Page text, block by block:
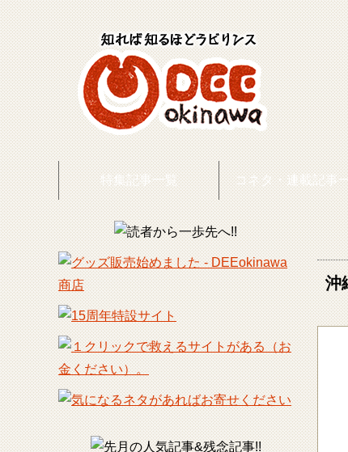
特集記事一覧 コネタ・連載記事
沖